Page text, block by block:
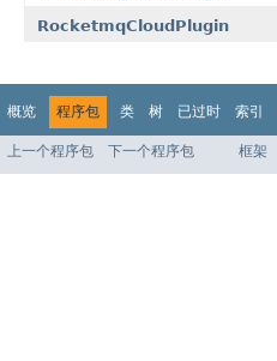
RocketmqCloudPlugin
概览 程序包 类 树 已过时 索引
上一个程序包 下一个程序包 框架